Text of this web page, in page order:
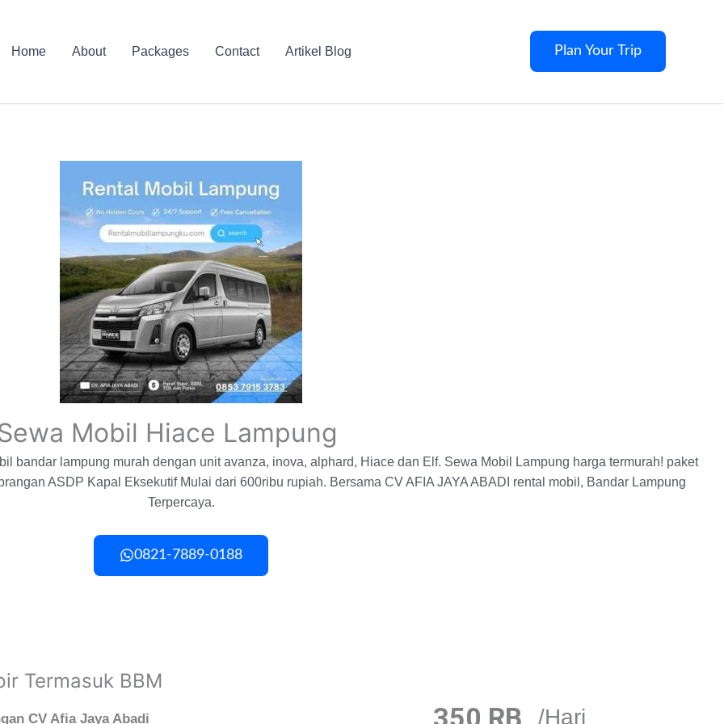
Home About Packages Contact Artikel Blog Plan Your Trip
Mobil Hiace Lampung
bandar lampung murah dengan unit avanza, inova, alphard, Hiace dan Elf. Sewa Mobil Lampung harga termurah! paket
ASDP Kapal Eksekutif Mulai dari 600ribu rupiah. Bersama CV AFIA JAYA ABADI rental mobil, Bandar Lampung
Terpercaya.
0821-7889-0188
Termasuk BBM
CV Afia Jaya Abadi 350 RB /Hari